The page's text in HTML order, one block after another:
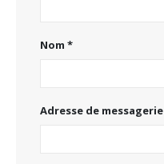
Nom *
Adresse de messagerie